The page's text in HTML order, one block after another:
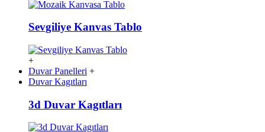
Sevgiliye Kanvas Tablo
+
Duvar Panelleri +
Duvar Kagıtları
3d Duvar Kagıtları